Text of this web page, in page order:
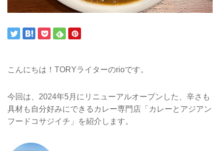
こんにちは！TORYライターのrioです。
今回は、2024年5月にリニューアルオープンした、辛さも
具材も自分好みにできるカレー専門店「カレーとアジアン
フードコサジイチ」を紹介します。